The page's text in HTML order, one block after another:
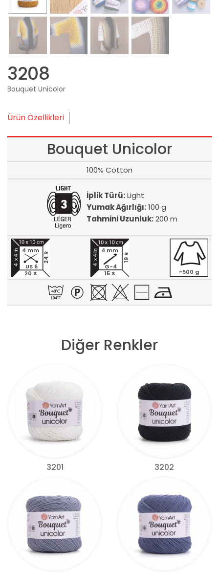
3208
Bouquet Unicolor
Ürün Özellikleri
Bouquet Unicolor
100% Cotton
İplik Türü:Light
Yumak Ağırlığı:100 g
Tahmini Uzunluk:200 m
20 S
24 R
4 mm
US 6
15 S
19 R
4 mm
G-4
~500 g
Diğer Renkler
3201 3202